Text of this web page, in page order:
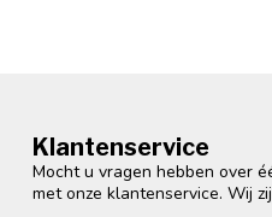
Klantenservice
Mocht u vragen hebben over
met onze klantenservice. Wij